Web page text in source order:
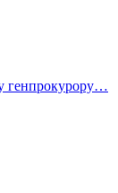
генпрокурору…